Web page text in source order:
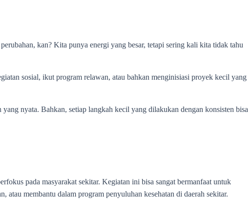
kan? Kita punya energi yang besar, tetapi sering kali kita tidak tahu
sosial, ikut program relawan, atau bahkan menginisiasi proyek kecil yang
nyata. Bahkan, setiap langkah kecil yang dilakukan dengan konsisten bisa
pada masyarakat sekitar. Kegiatan ini bisa sangat bermanfaat untuk
membantu dalam program penyuluhan kesehatan di daerah sekitar.